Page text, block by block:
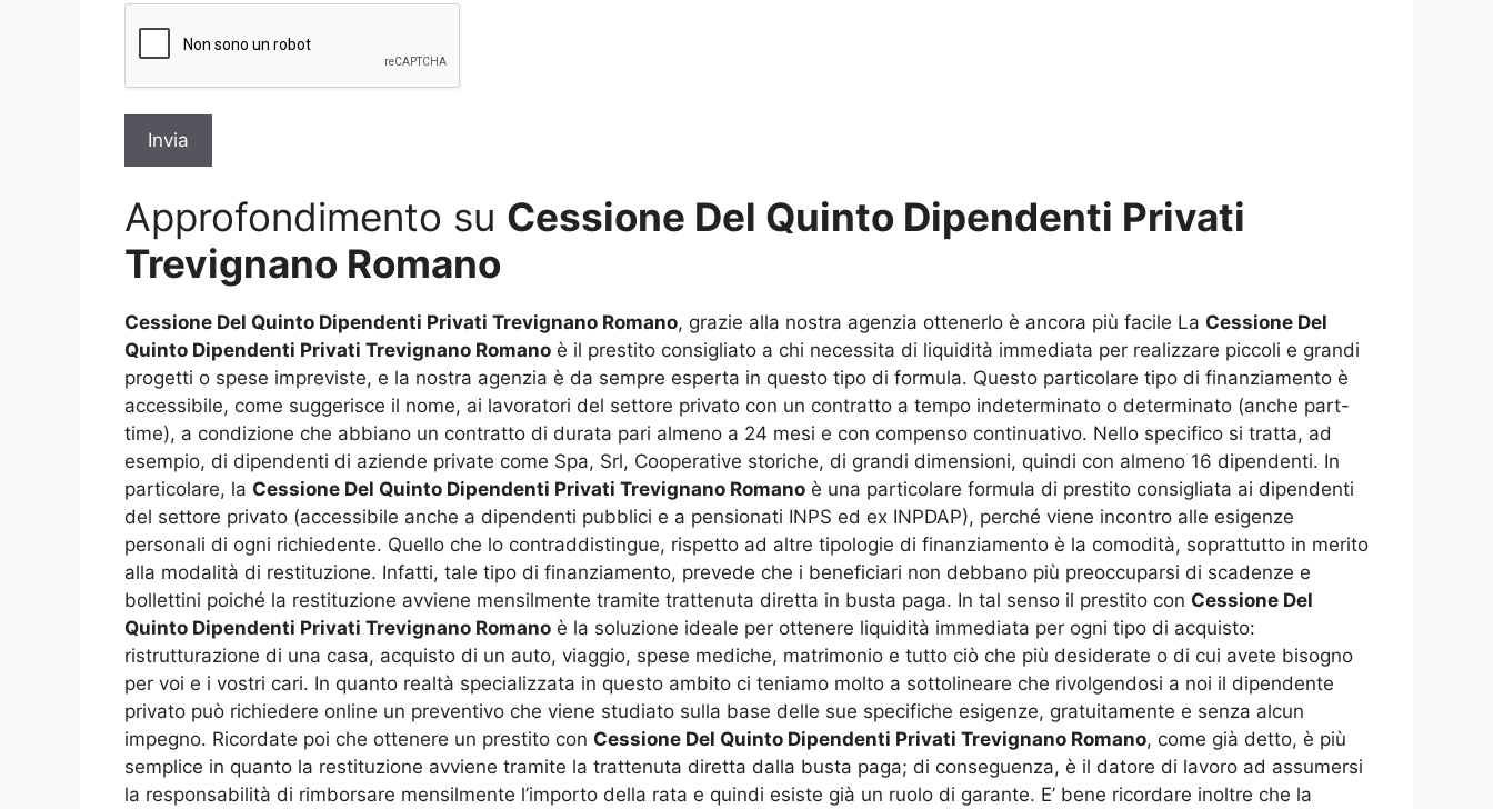
Approfondimento su Cessione Del Quinto Dipendenti Privati
Trevignano Romano
Cessione Del Quinto Dipendenti Privati Trevignano Romano, grazie alla nostra agenzia ottenerlo è ancora più facile La Cessione Del
Quinto Dipendenti Privati Trevignano Romano è il prestito consigliato a chi necessita di liquidità immediata per realizzare piccoli e grandi
progetti o spese impreviste, e la nostra agenzia è da sempre esperta in questo tipo di formula. Questo particolare tipo di finanziamento è
accessibile, come suggerisce il nome, ai lavoratori del settore privato con un contratto a tempo indeterminato o determinato (anche part-
time), a condizione che abbiano un contratto di durata pari almeno a 24 mesi e con compenso continuativo. Nello specifico si tratta, ad
esempio, di dipendenti di aziende private come Spa, Srl, Cooperative storiche, di grandi dimensioni, quindi con almeno 16 dipendenti. In
particolare, la Cessione Del Quinto Dipendenti Privati Trevignano Romano è una particolare formula di prestito consigliata ai dipendenti
del settore privato (accessibile anche a dipendenti pubblici e a pensionati INPS ed ex INPDAP), perché viene incontro alle esigenze
personali di ogni richiedente. Quello che lo contraddistingue, rispetto ad altre tipologie di finanziamento è la comodità, soprattutto in merito
alla modalità di restituzione. Infatti, tale tipo di finanziamento, prevede che i beneficiari non debbano più preoccuparsi di scadenze e
bollettini poiché la restituzione avviene mensilmente tramite trattenuta diretta in busta paga. In tal senso il prestito con Cessione Del
Quinto Dipendenti Privati Trevignano Romano è la soluzione ideale per ottenere liquidità immediata per ogni tipo di acquisto:
ristrutturazione di una casa, acquisto di un auto, viaggio, spese mediche, matrimonio e tutto ciò che più desiderate o di cui avete bisogno
per voi e i vostri cari. In quanto realtà specializzata in questo ambito ci teniamo molto a sottolineare che rivolgendosi a noi il dipendente
privato può richiedere online un preventivo che viene studiato sulla base delle sue specifiche esigenze, gratuitamente e senza alcun
impegno. Ricordate poi che ottenere un prestito con Cessione Del Quinto Dipendenti Privati Trevignano Romano, come già detto, è più
semplice in quanto la restituzione avviene tramite la trattenuta diretta dalla busta paga; di conseguenza, è il datore di lavoro ad assumersi
la responsabilità di rimborsare mensilmente l’importo della rata e quindi esiste già un ruolo di garante. E’ bene ricordare inoltre che la